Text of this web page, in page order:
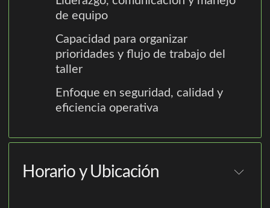
de equipo
Capacidad para organizar
prioridades y flujo de trabajo del
taller
Enfoque en seguridad, calidad y
eficiencia operativa
Horario y Ubicación